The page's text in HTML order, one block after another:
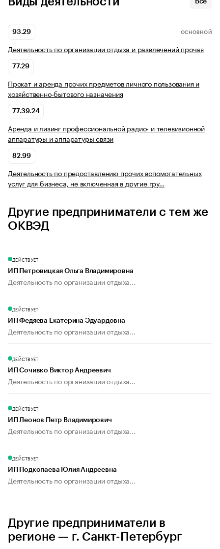
Все
93.29 ОСНОВНОЙ
Деятельность по организации отдыха и развлечений прочая
77.29
Прокат и аренда прочих предметов личного пользования и
хозяйственно-бытового назначения
77.39.24
Аренда и лизинг профессиональной радио- и телевизионной
аппаратуры и аппаратуры связи
82.99
Деятельность по предоставлению прочих вспомогательных
услуг для бизнеса, не включенная в другие гру…
Другие предприниматели с тем же
ОКВЭД
ДЕЙСТВУЕТ
ИП Петровицкая Ольга Владимировна
Деятельность по организации отдыха...
ДЕЙСТВУЕТ
ИП Федяева Екатерина Эдуардовна
Деятельность по организации отдыха...
ДЕЙСТВУЕТ
ИП Сочивко Виктор Андреевич
Деятельность по организации отдыха...
ДЕЙСТВУЕТ
ИП Леонов Петр Владимирович
Деятельность по организации отдыха...
ДЕЙСТВУЕТ
ИП Подкопаева Юлия Андреевна
Деятельность по организации отдыха...
Другие предприниматели в
регионе — г. Санкт-Петербург